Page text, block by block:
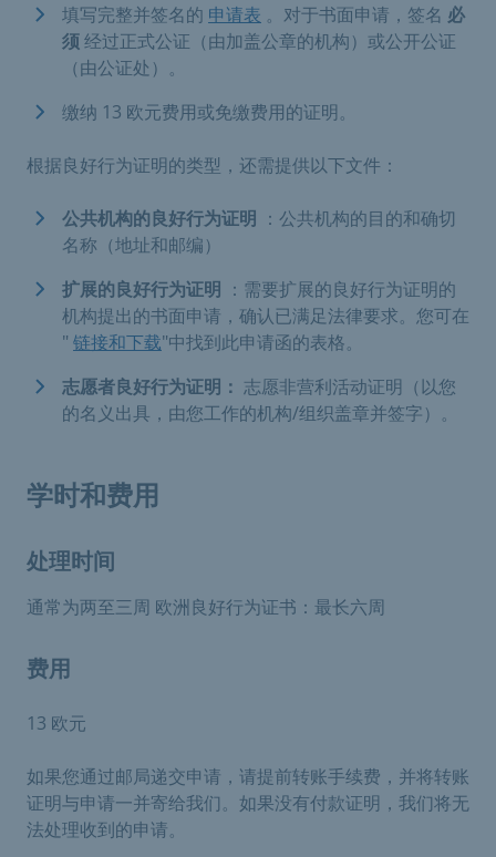
填写完整并签名的 申请表 。对于书面申请，签名 必
须经过正式公证（由加盖公章的机构）或公开公证
（由公证处）。
缴纳 13 欧元费用或免缴费用的证明。
根据良好行为证明的类型，还需提供以下文件：
公共机构的良好行为证明 ：公共机构的目的和确切
名称（地址和邮编）
扩展的良好行为证明 ：需要扩展的良好行为证明的
机构提出的书面申请，确认已满足法律要求。您可在
" 链接和下载"中找到此申请函的表格。
志愿者良好行为证明： 志愿非营利活动证明（以您
的名义出具，由您工作的机构/组织盖章并签字）。
学时和费用
处理时间
通常为两至三周 欧洲良好行为证书：最长六周
费用
13 欧元
如果您通过邮局递交申请，请提前转账手续费，并将转账
证明与申请一并寄给我们。如果没有付款证明，我们将无
法处理收到的申请。